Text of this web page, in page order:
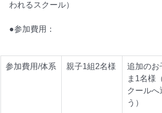
われるスクール）
●参加費用：
参加費用/体系 親子1組2名様
追加のお
ま1名様
クールへ
う）